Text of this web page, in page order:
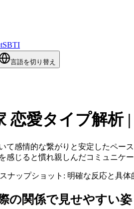
SBTI
言語を切り替え
恋愛タイプ解析 |
て感情的な繋がりと安定したペー
感じると慣れ親しんだコミュニケ
ナップショット: 明確な反応と具
の関係で見せやすい姿